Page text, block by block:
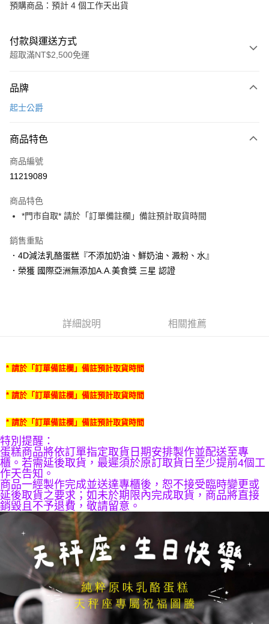
預購商品：預計 4 個工作天出貨
付款與運送方式
超取滿NT$2,500免運
信用卡一次付款
Apple Pay
街口支付
Google Pay
大哥付你分期
相關說明
法說明評估內容。
醒簡訊。
帳／街口支付／iPASS MONEY」等通路繳費。
【注意事項】
1.本服務係由「台灣大哥大股份有限公司」（以下簡稱本公司）所提供，讓
用戶於交易時，得透過本服務購買商品或服務，並由商店將買賣／分期付款
買賣價金債權讓與本公司後，依約使用本公司帳單繳交帳款。
2.基於同意付款使用「大哥付你分期」之契約關係目的，商店將以您的個人
資料（包含姓名、電話或地址）提供予台灣大哥大進項蒐集、處理及利用，
由本公司與您本人進行分期帳單所需資料之確認、核對及更正。
3.完整用戶服務條款，請詳閱以下連結：
AFTEE先享後付是「在收到商品之後才付款」的支付方式。 讓您購物簡單
３．安心：先確認商品／服務後，再付款。
【「AFTEE先享後付」結帳流程】
２．訂單成立數日內，您將收到繳費通知簡訊。
３．收到繳費通知簡訊後14天內，點擊此簡訊中的連結，可透過四大超商／
ATM／網路銀行／等多元方式進行付款，方視為交易完成。
※ 請注意：結帳手續完成當下不需立刻繳費，但若您需要取消訂單，請聯絡
購買商品的店家。未經商家同意取消之訂單仍視為有效，需透過AFTEE先享
後付繳納相關費用。
※ 交易是否成功請以「AFTEE先享後付 」之結帳頁面顯示為準，若有關於
是否繳費成功／繳費後需取消欲退款等相關疑問，請聯繫「AFTEE先享後付
客戶支援中心」https://netprotections.freshdesk.com/support/home
【注意事項】
１．透過由恩沛科技股份有限公司提供之「AFTEE先享後付」服務完成之交
易，需依本服務之必要範圍內提供個人資料，並將交易相關給付款項請求債
權轉讓予恩沛科技股份有限公司。
２．關於個人資料處理事宜，請瀏覽以下網址：
https://aftee.tw/terms/#terms3
３．未成年的使用者請事先徵得法定代理人或監護人之同意方可使用
「AFTEE先享後付」，若未經同意申辦者引起之損失，本公司不負相關責
任。
冷凍7-11取貨(快速到店)
每筆NT$200，滿NT$2,500(含以上)免運費
每筆NT$200，滿NT$2,500(含以上)免運費
京站台北店專櫃自取
免運費
品牌
起士公爵
商品特色
商品編號
11219089
商品特色
*門市自取* 請於「訂單備註欄」備註預計取貨時間
銷售重點
．4D減法乳酪蛋糕『不添加奶油、鮮奶油、澱粉、水』
．榮獲 國際亞洲無添加A.A.美食獎 三星 認證
詳細說明 相關推薦
* 請於「訂單備註欄」備註預計取貨時間
* 請於「訂單備註欄」備註預計取貨時間
* 請於「訂單備註欄」備註預計取貨時間
特別提醒：
蛋糕商品將依訂單指定取貨日期安排製作並配送至專
櫃。若需延後取貨，最遲須於原訂取貨日至少提前4個工
作天告知。
商品一經製作完成並送達專櫃後，恕不接受臨時變更或
延後取貨之要求；如未於期限內完成取貨，商品將直接
銷毀且不予退費，敬請留意。